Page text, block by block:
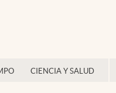
CIENCIA Y SALUD